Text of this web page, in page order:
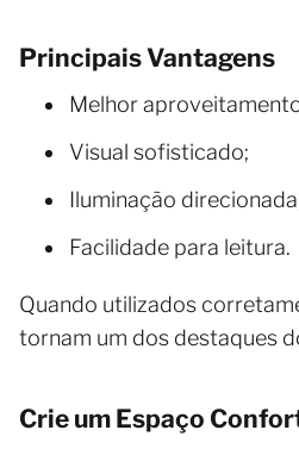
Principais Vantagens
Melhor
Visual sofisticado;
Iluminação
Facilidade para leitura.
Quando utilizados
tornam um dos destaques
Crie um Espaço